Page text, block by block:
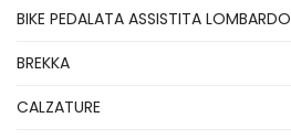
BIKE PEDALATA ASSISTITA LOMBARDO
BREKKA
CALZATURE